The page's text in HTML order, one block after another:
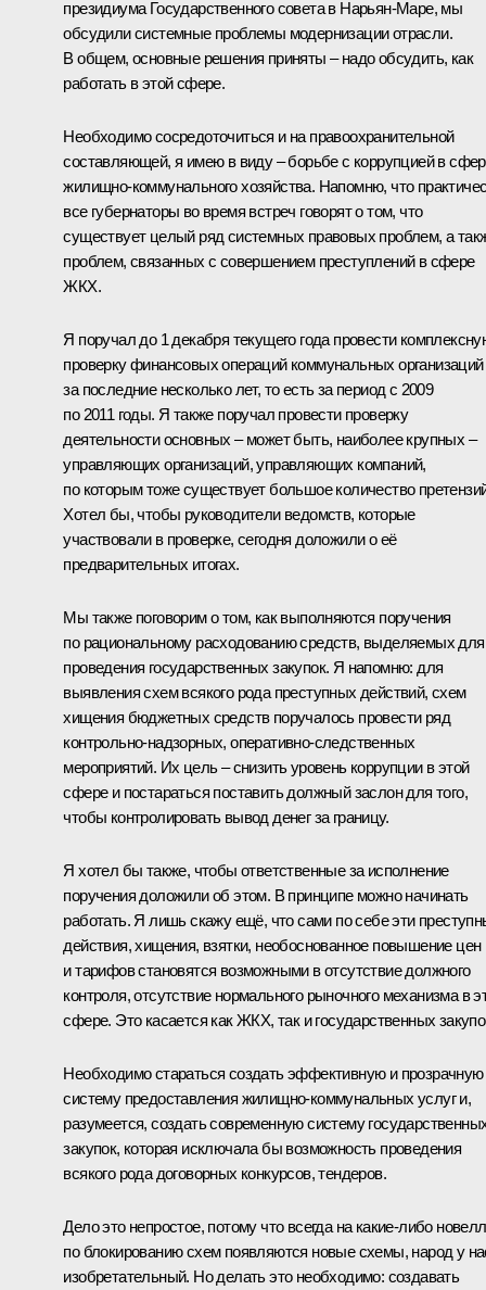
президиума Государственного совета в Нарьян-Маре, мы
обсудили системные проблемы модернизации отрасли.
В общем, основные решения приняты – надо обсудить, как
работать в этой сфере.
Необходимо сосредоточиться и на правоохранительной
составляющей, я имею в виду – борьбе с коррупцией в
жилищно-коммунального хозяйства. Напомню, что
все губернаторы во время встреч говорят о том, что
существует целый ряд системных правовых проблем, а
проблем, связанных с совершением преступлений в сфере
ЖКХ.
Я поручал до 1 декабря текущего года провести
проверку финансовых операций коммунальных организаций
за последние несколько лет, то есть за период с 2009
по 2011 годы. Я также поручал провести проверку
деятельности основных – может быть, наиболее крупных –
управляющих организаций, управляющих компаний,
по которым тоже существует большое количество
Хотел бы, чтобы руководители ведомств, которые
участвовали в проверке, сегодня доложили о её
предварительных итогах.
Мы также поговорим о том, как выполняются поручения
по рациональному расходованию средств, выделяемых для
проведения государственных закупок. Я напомню: для
выявления схем всякого рода преступных действий, схем
хищения бюджетных средств поручалось провести ряд
контрольно-надзорных, оперативно-следственных
мероприятий. Их цель – снизить уровень коррупции в этой
сфере и постараться поставить должный заслон для того,
чтобы контролировать вывод денег за границу.
Я хотел бы также, чтобы ответственные за исполнение
поручения доложили об этом. В принципе можно начинать
работать. Я лишь скажу ещё, что сами по себе эти
действия, хищения, взятки, необоснованное повышение цен
и тарифов становятся возможными в отсутствие должного
контроля, отсутствие нормального рыночного механизма в
сфере. Это касается как ЖКХ, так и государственных
Необходимо стараться создать эффективную и прозрачную
систему предоставления жилищно-коммунальных услуг и,
разумеется, создать современную систему
закупок, которая исключала бы возможность проведения
всякого рода договорных конкурсов, тендеров.
Дело это непростое, потому что всегда на какие‑либо
по блокированию схем появляются новые схемы, народ у
изобретательный. Но делать это необходимо: создавать